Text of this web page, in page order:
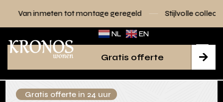
tot montage geregeld Stijlvolle collecties voor elk
NL EN

Gratis offerte
Gratis offerte in 24 uur